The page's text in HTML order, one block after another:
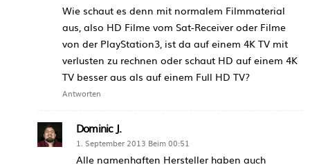
Wie schaut es denn mit normalem Filmmaterial
aus, also HD Filme vom Sat-Receiver oder Filme
von der PlayStation3, ist da auf einem 4K TV mit
verlusten zu rechnen oder schaut HD auf einem 4K
TV besser aus als auf einem Full HD TV?
Antworten
Dominic J.
1. September 2013 Beim 00:51
Alle namenhaften Hersteller haben auch